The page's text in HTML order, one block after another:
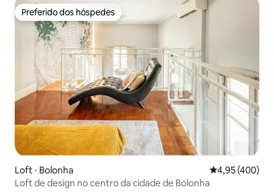
Preferido dos hóspedes
Preferido dos hóspedes
Loft ⋅ Bolonha 4,95 de uma
4,95 (400)
Loft de design no centro da cidade de Bolonha